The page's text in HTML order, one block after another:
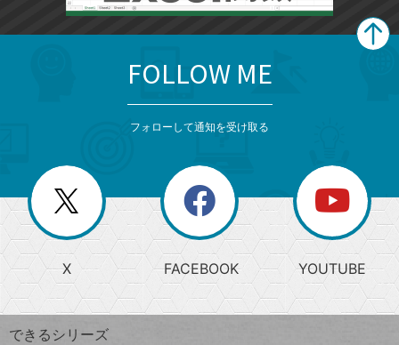
じ
る
search
検
索
上
昇
ワ
ー
閉
じ
る
ー
か
ら
探
す
FOLLOW ME
フォローして通知を受け取る
X FACEBOOK YOUTUBE
できるシリーズ